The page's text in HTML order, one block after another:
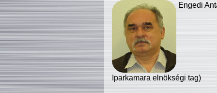
Engedi
Iparkamara elnökségi tag)